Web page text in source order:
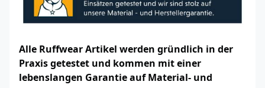
Alle Ruffwear Artikel werden gründlich in der
Praxis getestet und kommen mit einer
lebenslangen Garantie auf Material- und